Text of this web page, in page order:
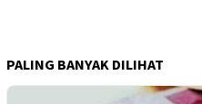
PALING BANYAK DILIHAT